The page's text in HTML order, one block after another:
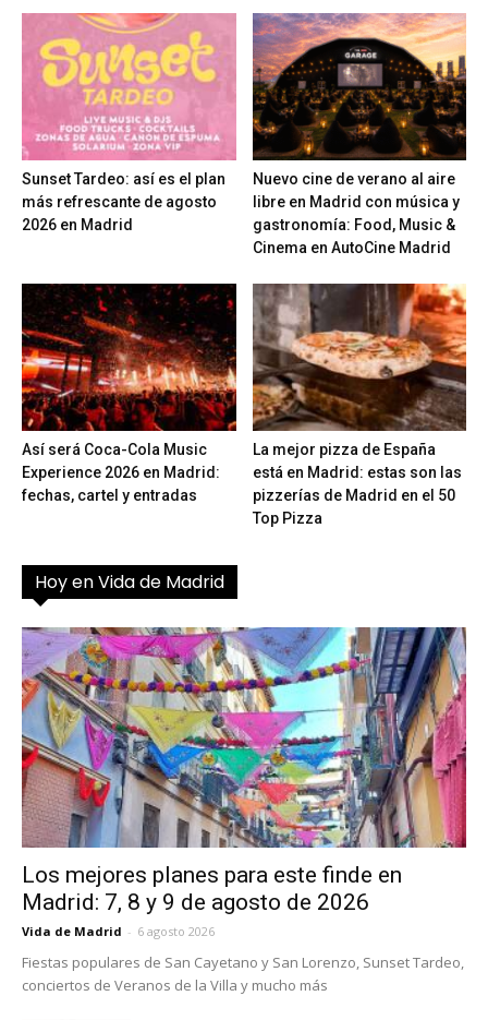
Sunset Tardeo: así es el plan
más refrescante de agosto
2026 en Madrid
Nuevo cine de verano al aire
libre en Madrid con música y
gastronomía: Food, Music &
Cinema en AutoCine Madrid
Así será Coca-Cola Music
Experience 2026 en Madrid:
fechas, cartel y entradas
La mejor pizza de España
está en Madrid: estas son las
pizzerías de Madrid en el 50
Top Pizza
Hoy en Vida de Madrid
Los mejores planes para este finde en
Madrid: 7, 8 y 9 de agosto de 2026
Vida de Madrid - 6 agosto 2026
Fiestas populares de San Cayetano y San Lorenzo, Sunset Tardeo,
conciertos de Veranos de la Villa y mucho más